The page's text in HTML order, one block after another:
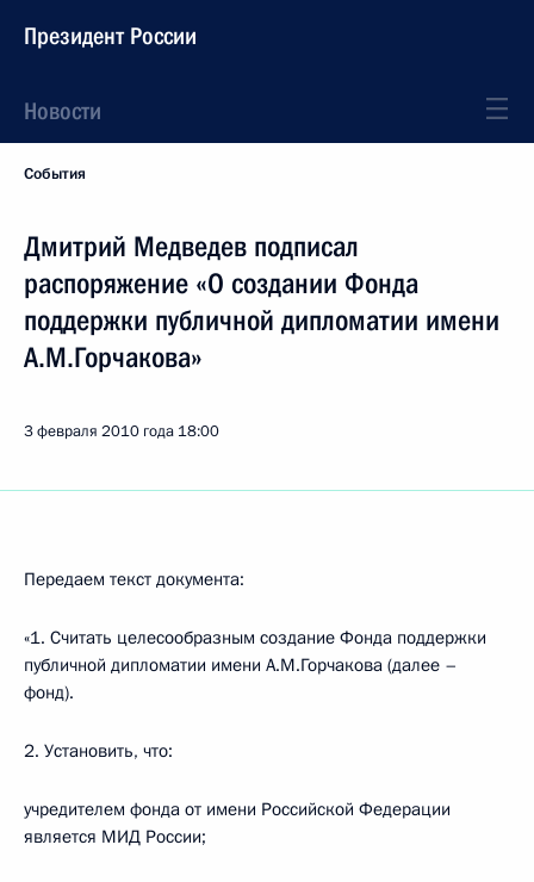
Президент России
Новости
События
Дмитрий Медведев подписал
распоряжение «О создании Фонда
поддержки публичной дипломатии имени
А.М.Горчакова»
3 февраля 2010 года 18:00
Передаем текст документа:
«1. Считать целесообразным создание Фонда поддержки
публичной дипломатии имени А.М.Горчакова (далее –
фонд).
2. Установить, что:
учредителем фонда от имени Российской Федерации
является МИД России;